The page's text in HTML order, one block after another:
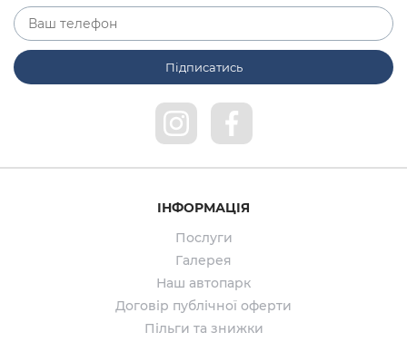
ІНФОРМАЦІЯ
Послуги
Галерея
Наш автопарк
Договір публічної оферти
Пільги та знижки